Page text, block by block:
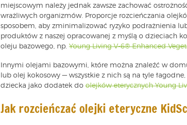
miejscowym należy jednak zawsze zachować
wrażliwych organizmów. Proporcje rozcieńczania
sposobem, aby zminimalizować ryzyko podrażnienia
produktów z naszej opracowanej z myślą o dzieciach
oleju bazowego, np. Young Living V-6® Enhanced
Innymi olejami bazowymi, które można znaleźć w
lub olej kokosowy — wszystkie z nich są na tyle
dziecka jako dodatek do olejków eterycznych Young
Jak rozcieńczać olejki eteryczne